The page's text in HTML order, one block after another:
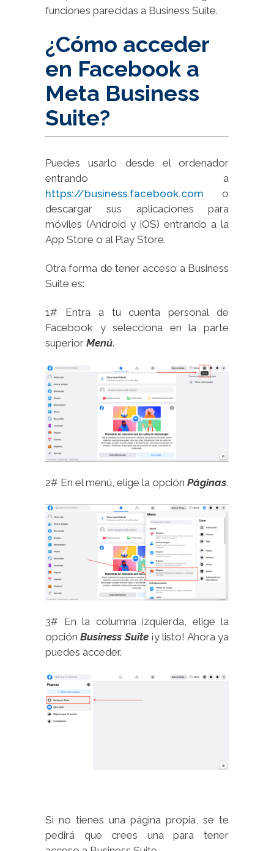
funciones parecidas a Business Suite.
¿Cómo acceder
en Facebook a
Meta Business
Suite?
Puedes usarlo desde el ordenador
entrando a
https://business.facebook.com o
descargar sus aplicaciones para
móviles (Android y iOS) entrando a la
App Store o al Play Store.
Otra forma de tener acceso a Business
Suite es:
1# Entra a tu cuenta personal de
Facebook y selecciona en la parte
superior Menú.
2# En el menú, elige la opción Páginas.
3# En la columna izquierda, elige la
opciónBusiness Suite¡y listo! Ahora ya
puedes acceder.
Si no tienes una página propia, se te
pedirá que crees una para tener